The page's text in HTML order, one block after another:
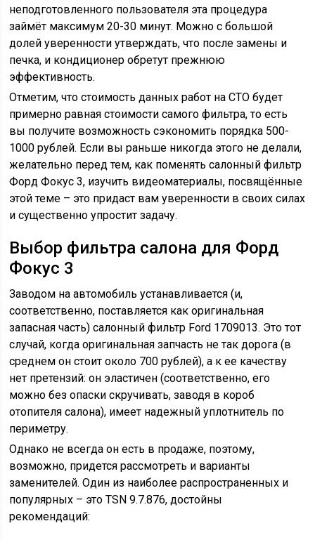
неподготовленного пользователя эта процедура
займёт максимум 20-30 минут. Можно с большой
долей уверенности утверждать, что после замены и
печка, и кондиционер обретут прежнюю
эффективность.
Отметим, что стоимость данных работ на СТО будет
примерно равная стоимости самого фильтра, то есть
вы получите возможность сэкономить порядка 500-
1000 рублей. Если вы раньше никогда этого не делали,
желательно перед тем, как поменять салонный фильтр
Форд Фокус 3, изучить видеоматериалы, посвящённые
этой теме – это придаст вам уверенности в своих силах
и существенно упростит задачу.
Выбор фильтра салона для Форд
Фокус 3
Заводом на автомобиль устанавливается (и,
соответственно, поставляется как оригинальная
запасная часть) салонный фильтр Ford 1709013. Это тот
случай, когда оригинальная запчасть не так дорога (в
среднем он стоит около 700 рублей), а к ее качеству
нет претензий: он эластичен (соответственно, его
можно без опаски скручивать, заводя в короб
отопителя салона), имеет надежный уплотнитель по
периметру.
Однако не всегда он есть в продаже, поэтому,
возможно, придется рассмотреть и варианты
заменителей. Один из наиболее распространенных и
популярных – это TSN 9.7.876, достойны
рекомендаций: